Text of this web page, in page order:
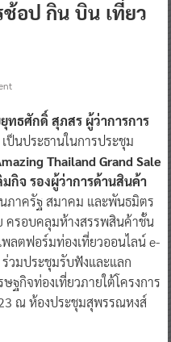
Thailand Grand
อป กิน บิน เที่ยว
ทธศักดิ์ สุภสร ผู้ว่าการการ
ป็นประธานในการประชุม
Thailand Grand Sale
กิจ รองผู้ว่าการด้านสินค้า
ภาครัฐ สมาคม และพันธมิตร
ครอบคลุมห้างสรรพสินค้าชั้น
ลตฟอร์มท่องเที่ยวออนไลน์ e-
ร่วมประชุมรับฟังและแลก
กิจท่องเที่ยวภายใต้โครงการ